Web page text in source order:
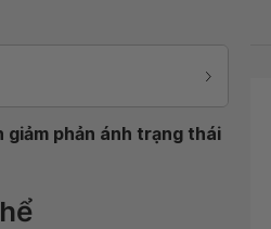
phản ánh trạng thái